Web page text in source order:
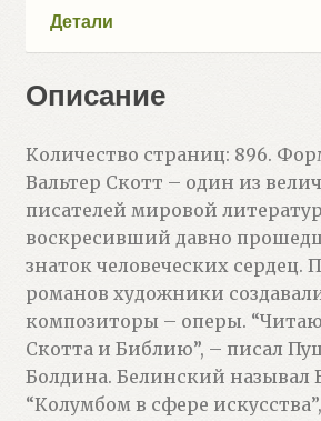
Детали
Описание
Количество страниц: 896.
Вальтер Скотт – один из
писателей мировой
воскресивший давно
знаток человеческих сердец.
романов художники
композиторы – оперы. “Читаю
Скотта и Библию”, – писал
Болдина. Белинский называл
“Колумбом в сфере